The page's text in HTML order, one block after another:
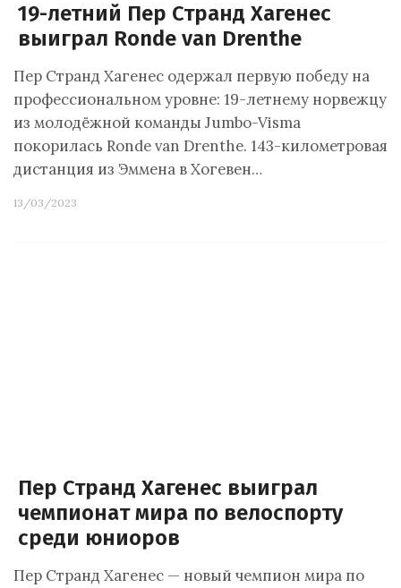
19-летний Пер Странд Хагенес
выиграл Ronde van Drenthe
Пер Странд Хагенес одержал первую победу на
профессиональном уровне: 19-летнему норвежцу
из молодёжной команды Jumbo-Visma
покорилась Ronde van Drenthe. 143-километровая
дистанция из Эммена в Хогевен…
13/03/2023
Пер Странд Хагенес выиграл
чемпионат мира по велоспорту
среди юниоров
Пер Странд Хагенес — новый чемпион мира по